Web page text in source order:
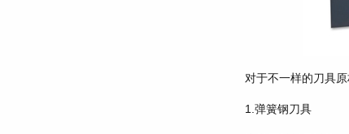
对于不一样的刀具
1.弹簧钢刀具